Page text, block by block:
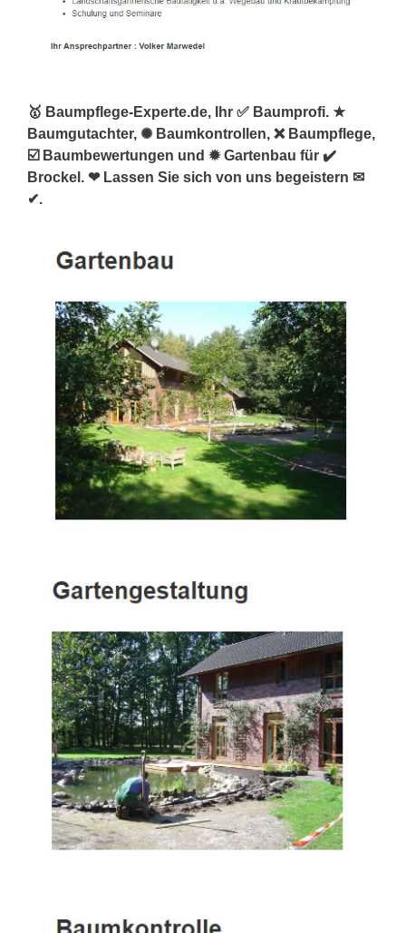
🥇 Baumpflege-Experte.de, Ihr ✅ Baumprofi. ★
Baumgutachter, ✺ Baumkontrollen, ❌ Baumpflege,
☑️ Baumbewertungen und ✹ Gartenbau für ✔️
Brockel. ❤ Lassen Sie sich von uns begeistern ✉
✔.